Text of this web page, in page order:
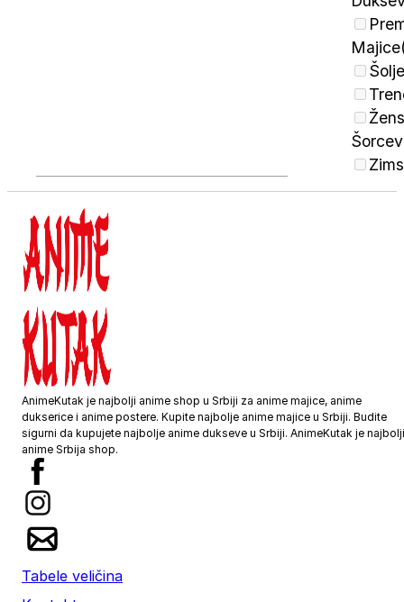
Majice
Šolje
AnimeKutak je najbolji anime shop u Srbiji za anime majice, anime
dukserice i anime postere. Kupite najbolje anime majice u Srbiji. Budite
sigurni da kupujete najbolje anime dukseve u Srbiji. AnimeKutak je najbolji
anime Srbija shop.
Tabele veličina